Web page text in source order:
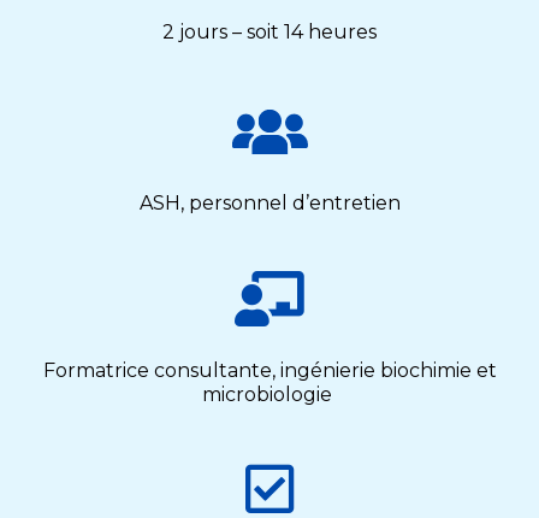
2 jours – soit 14 heures
ASH, personnel d’entretien
Formatrice consultante, ingénierie biochimie et
microbiologie